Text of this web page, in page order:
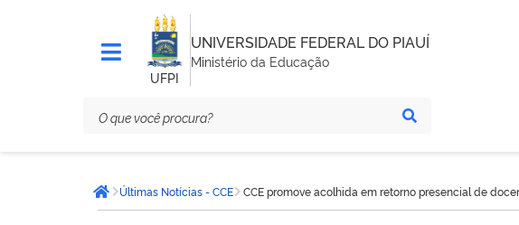
UFPI
UNIVERSIDADE FEDERAL DO PIAUÍ
Ministério da Educação
está
aqui:Página inicial
Últimas Notícias - CCE CCE promove acolhida em retorno presencial de